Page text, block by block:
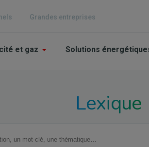
Grandes entreprises
et gaz Solutions
Lexique